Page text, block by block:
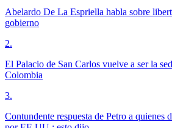
Abelardo De La Espriella habla sobre
gobierno
2.
El Palacio de San Carlos vuelve a ser la
Colombia
3.
Contundente respuesta de Petro a quienes